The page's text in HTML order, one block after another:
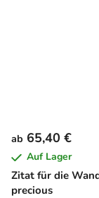
Zitat für die
precious
ab 65,40 €
Auf Lager